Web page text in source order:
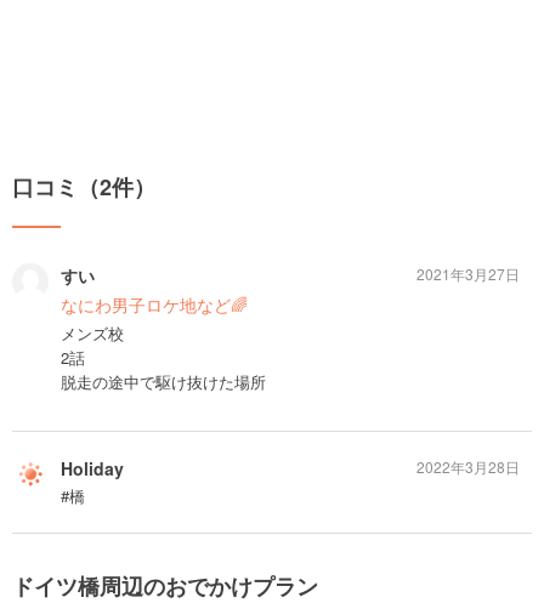
口コミ（2件）
すい
なにわ男子ロケ地など🌈
メンズ校
2話
脱走の途中で駆け抜けた場所
2021年3月27日
Holiday
#橋
2022年3月28日
ドイツ橋周辺のおでかけプラン